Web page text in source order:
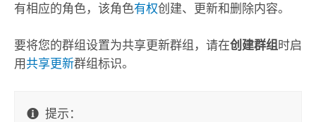
有相应的角色，该角色有权创建、更新和删除内容。
要将您的群组设置为共享更新群组，请在创建群组时启
用共享更新群组标识。
提示：